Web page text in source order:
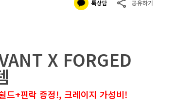
X FORGED
+핀락 증정!, 크레이지 가성비!